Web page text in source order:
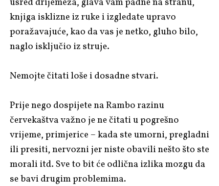
knjiga isklizne iz ruke i izgledate upravo
poražavajuće, kao da vas je netko, gluho bilo,
naglo isključio iz struje.
Nemojte čitati loše i dosadne stvari.
Prije nego dospijete na Rambo razinu
červekaštva važno je ne čitati u pogrešno
vrijeme, primjerice – kada ste umorni, pregladni
ili presiti, nervozni jer niste obavili nešto što ste
morali itd. Sve to bit će odlična izlika mozgu da
se bavi drugim problemima.